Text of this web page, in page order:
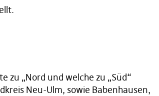
zu „Nord und welche zu „Süd“
Neu-Ulm, sowie Babenhausen,